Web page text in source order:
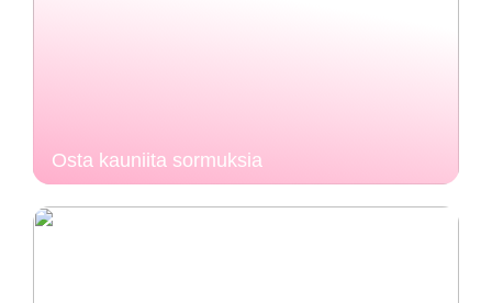
Osta kauniita sormuksia